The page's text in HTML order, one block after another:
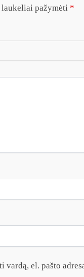
pažymėti *
vardą, el. pašto